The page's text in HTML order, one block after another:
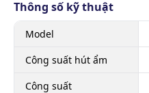
Thông số kỹ thuật
Model
Công suất hút ẩm
Công suất